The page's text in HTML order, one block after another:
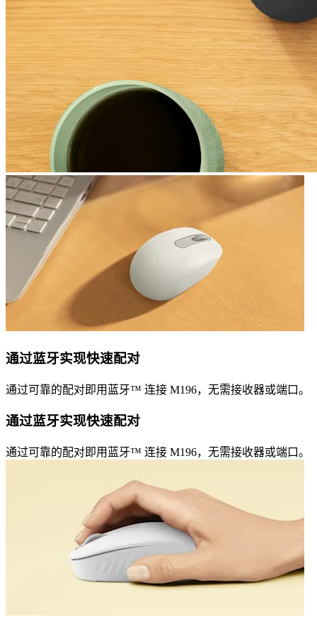
通过蓝牙实现快速配对
通过可靠的配对即用蓝牙™ 连接 M196，无需接收器或端口。
通过蓝牙实现快速配对
通过可靠的配对即用蓝牙™ 连接 M196，无需接收器或端口。